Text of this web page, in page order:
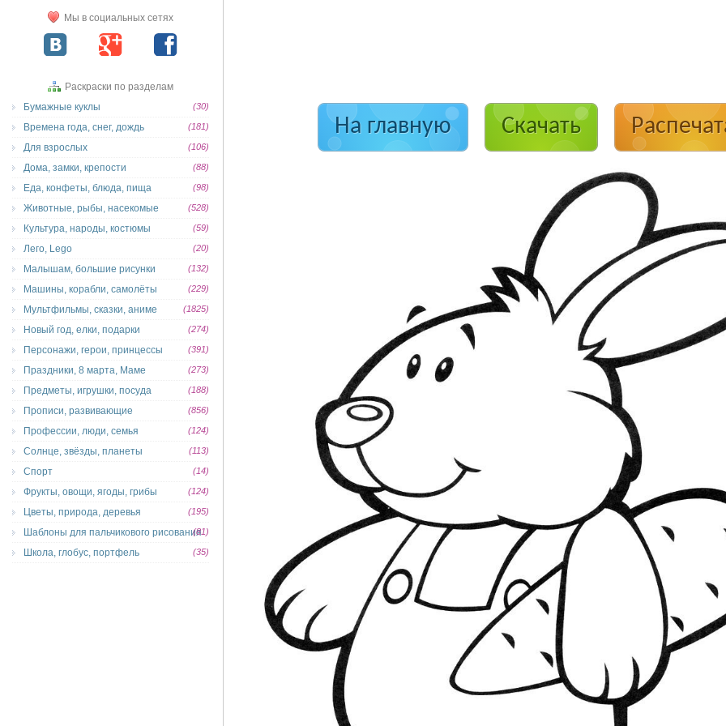
На главную Скачать
Мы в социальных сетях
Раскраски по разделам
Бумажные куклы
(30)
Времена года, снег, дождь (181)
Для взрослых (106)
Дома, замки, крепости (88)
Еда, конфеты, блюда, пища (98)
Животные, рыбы, насекомые (528)
Культура, народы, костюмы (59)
Лего, Lego (20)
Малышам, большие рисунки (132)
Машины, корабли, самолёты (229)
Мультфильмы, сказки, аниме (1825)
Новый год, елки, подарки (274)
Персонажи, герои, принцессы (391)
Праздники, 8 марта, Маме (273)
Предметы, игрушки, посуда (188)
Прописи, развивающие (856)
Профессии, люди, семья (124)
Солнце, звёзды, планеты (113)
Спорт (14)
Фрукты, овощи, ягоды, грибы (124)
Цветы, природа, деревья (195)
Шаблоны для пальчикового рисования(81)
Школа, глобус, портфель (35)